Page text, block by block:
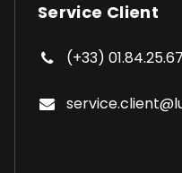
Service Client
(+33)